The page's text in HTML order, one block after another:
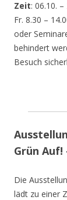
Zeit: 06.10.
Fr. 8.30 –
oder
behindert
Besuch
Grün
Die
lädt zu einer